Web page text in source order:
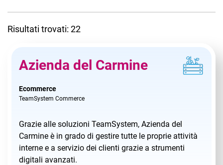
Email Marketing
Financial Solutions
HR
TeamSystem Corporate
TeamSystem Store
Risultati trovati: 22
Azienda del Carmine
Ecommerce
TeamSystem Commerce
Grazie alle soluzioni TeamSystem, Azienda del
Carmine è in grado di gestire tutte le proprie attività
interne e a servizio dei clienti grazie a strumenti
digitali avanzati.